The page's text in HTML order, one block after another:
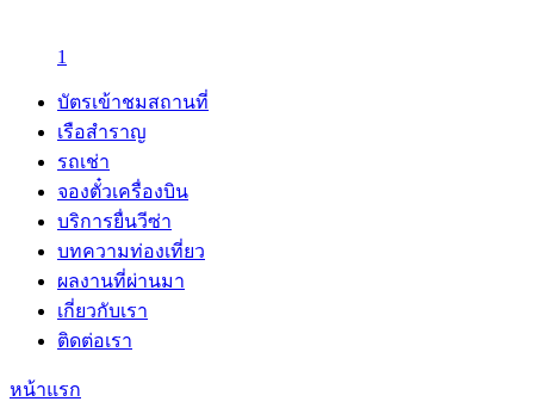
1
บัตรเข้าชมสถานที่
เรือสำราญ
รถเช่า
จองตั๋วเครื่องบิน
บริการยื่นวีซ่า
บทความท่องเที่ยว
ผลงานที่ผ่านมา
เกี่ยวกับเรา
ติดต่อเรา
หน้าแรก